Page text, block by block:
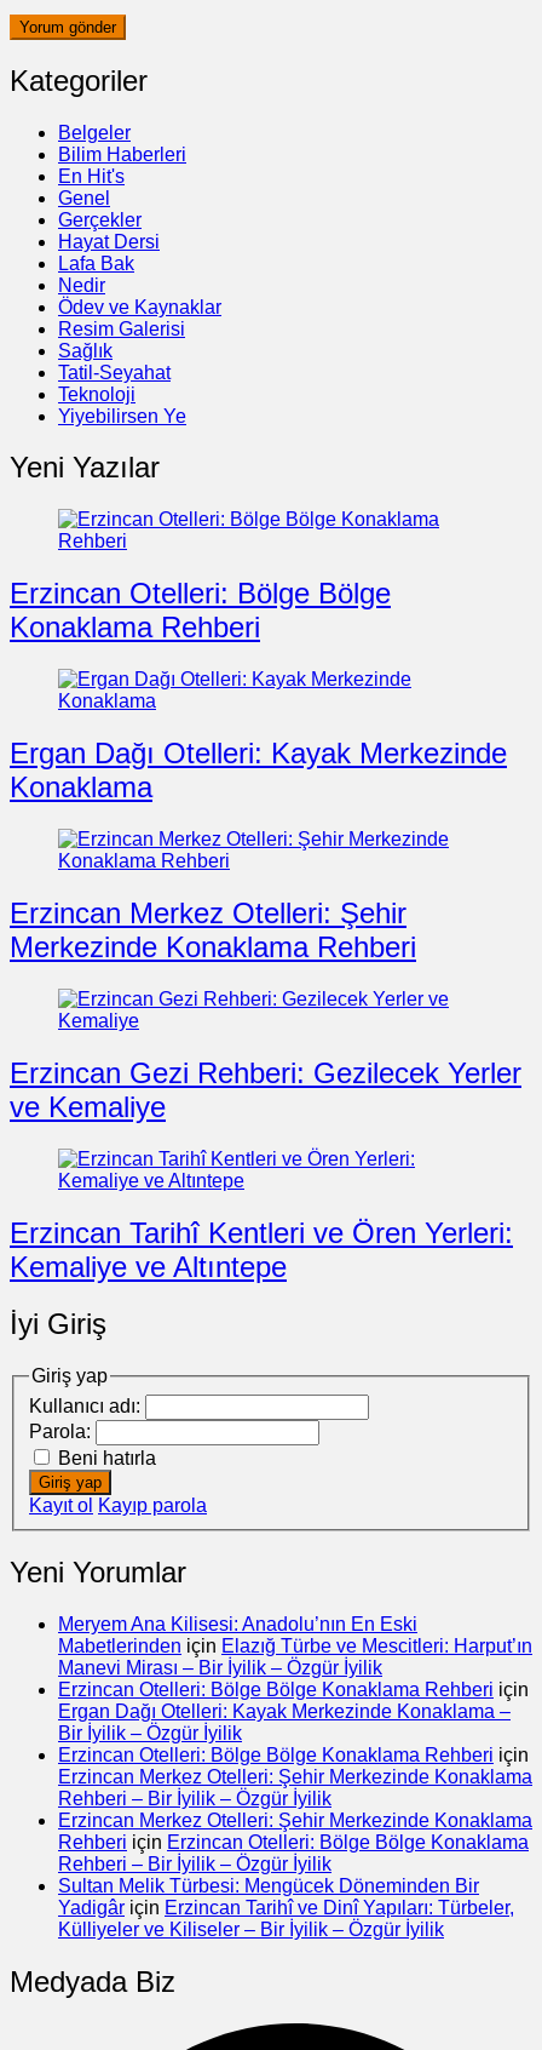
Kategoriler
Belgeler
Bilim Haberleri
En Hit's
Genel
Gerçekler
Hayat Dersi
Lafa Bak
Nedir
Ödev ve Kaynaklar
Resim Galerisi
Sağlık
Tatil-Seyahat
Teknoloji
Yiyebilirsen Ye
Yeni Yazılar
Erzincan Otelleri: Bölge Bölge
Konaklama Rehberi
Ergan Dağı Otelleri: Kayak Merkezinde
Konaklama
Erzincan Merkez Otelleri: Şehir
Merkezinde Konaklama Rehberi
Erzincan Gezi Rehberi: Gezilecek Yerler
ve Kemaliye
Erzincan Tarihî Kentleri ve Ören Yerleri:
Kemaliye ve Altıntepe
İyi Giriş
Giriş yap
Kullanıcı adı:
Parola:
Beni hatırla
Giriş yap
Kayıt ol Kayıp parola
Yeni Yorumlar
Meryem Ana Kilisesi: Anadolu’nın En Eski
Mabetlerinden için Elazığ Türbe ve Mescitleri: Harput’ın
Manevi Mirası – Bir İyilik – Özgür İyilik
Erzincan Otelleri: Bölge Bölge Konaklama Rehberi için
Ergan Dağı Otelleri: Kayak Merkezinde Konaklama –
Bir İyilik – Özgür İyilik
Erzincan Otelleri: Bölge Bölge Konaklama Rehberi için
Erzincan Merkez Otelleri: Şehir Merkezinde Konaklama
Rehberi – Bir İyilik – Özgür İyilik
Erzincan Merkez Otelleri: Şehir Merkezinde Konaklama
Rehberi için Erzincan Otelleri: Bölge Bölge Konaklama
Rehberi – Bir İyilik – Özgür İyilik
Sultan Melik Türbesi: Mengücek Döneminden Bir
Yadigâr için Erzincan Tarihî ve Dinî Yapıları: Türbeler,
Külliyeler ve Kiliseler – Bir İyilik – Özgür İyilik
Medyada Biz